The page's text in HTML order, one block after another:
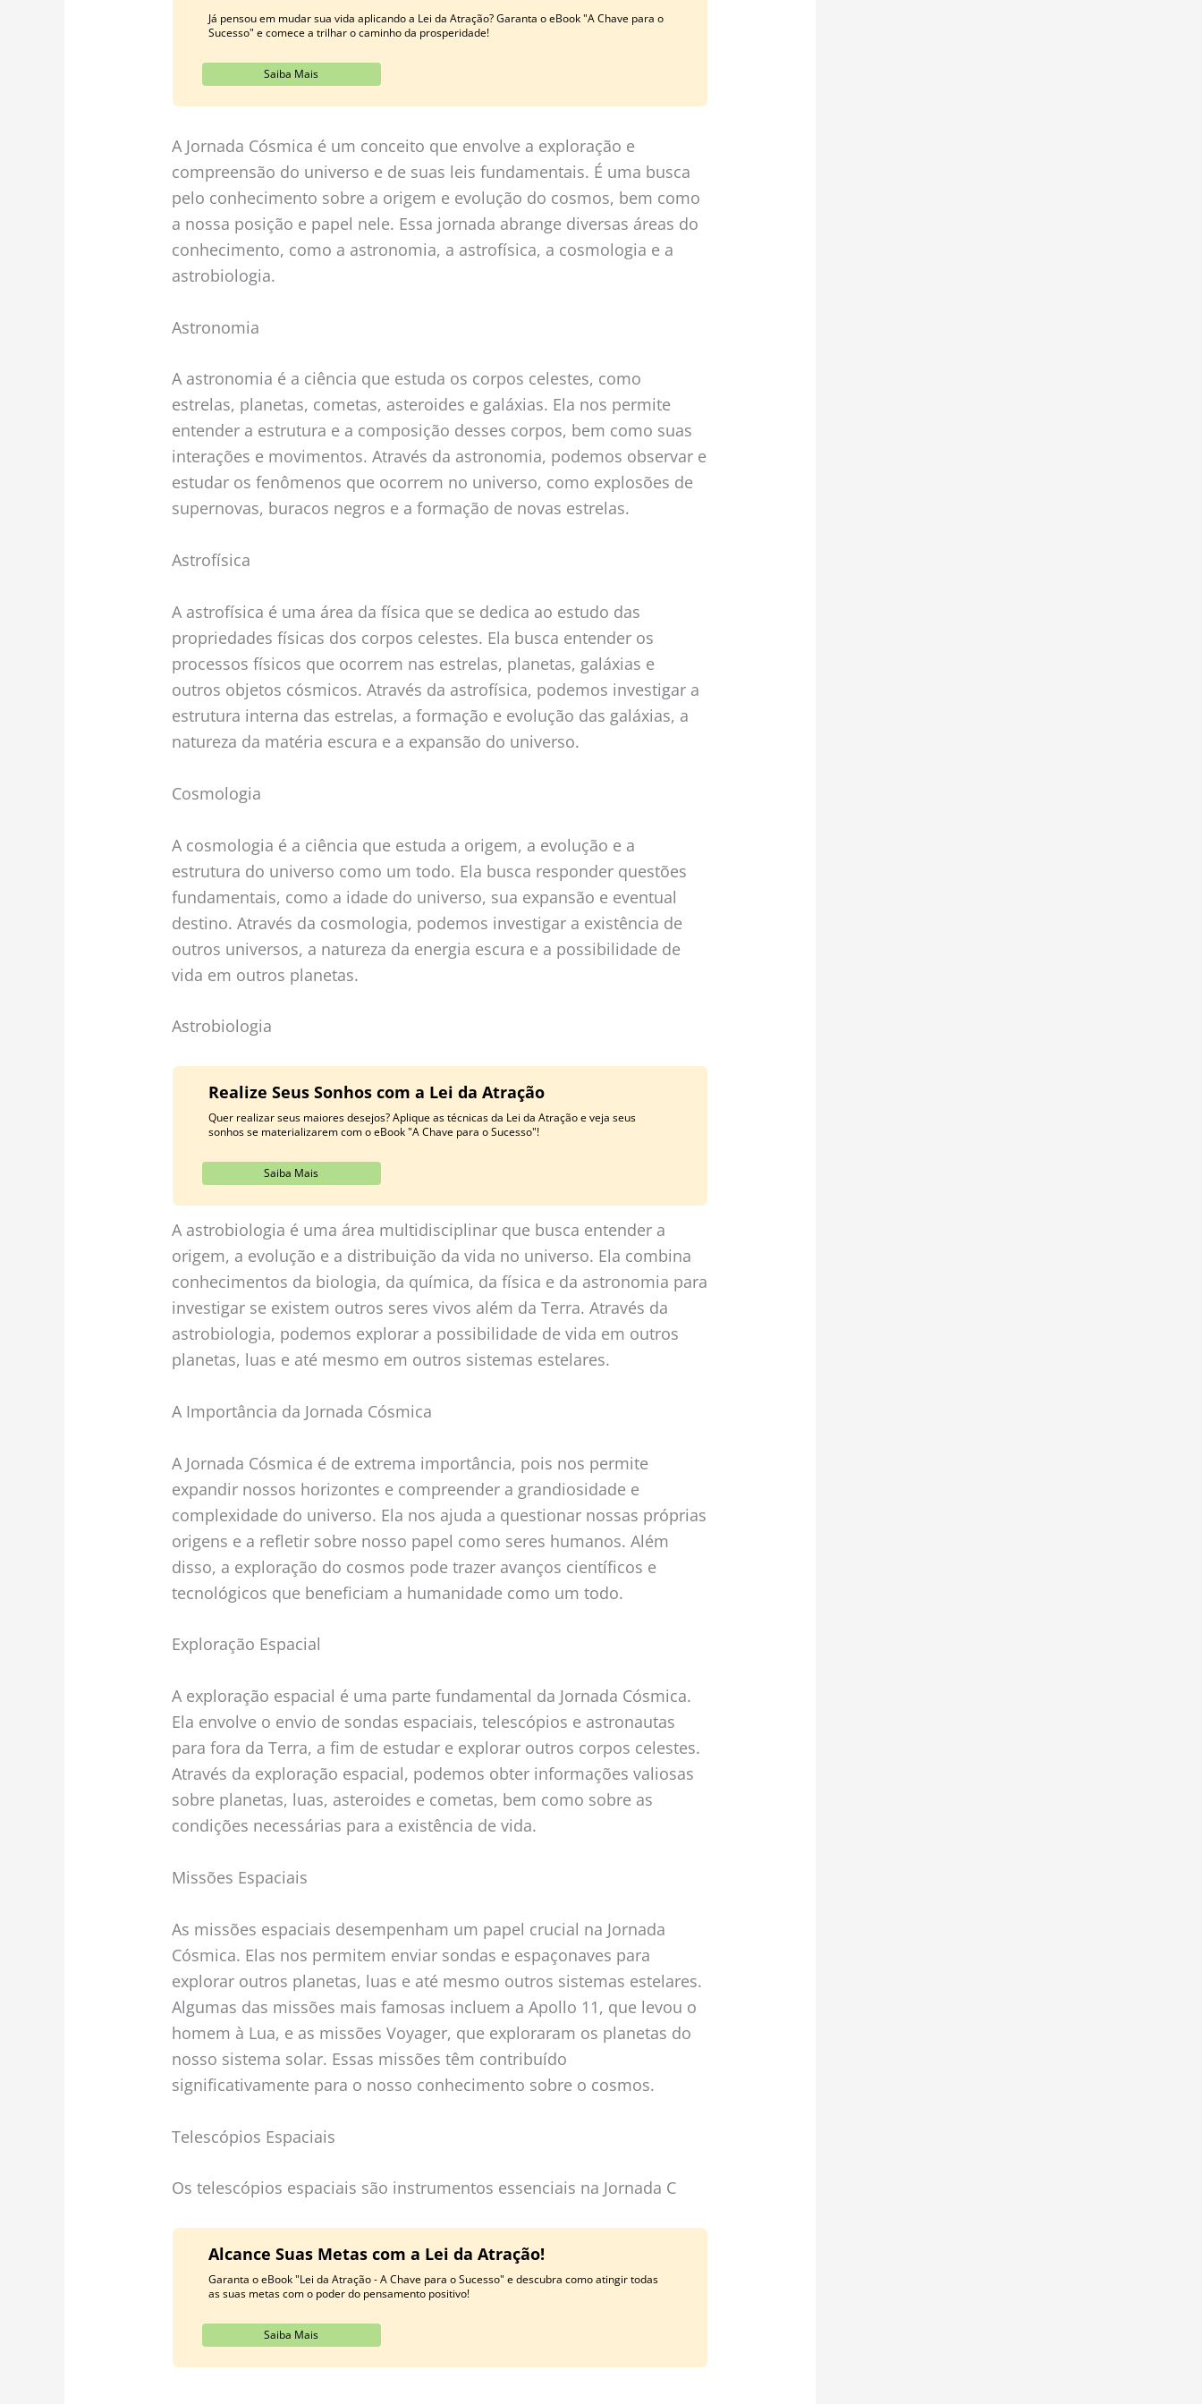
Já pensou em mudar sua vida aplicando a Lei da Atração? Garanta o eBook "A Chave para o
Sucesso" e comece a trilhar o caminho da prosperidade!
Saiba Mais
A Jornada Cósmica é um conceito que envolve a exploração e
compreensão do universo e de suas leis fundamentais. É uma busca
pelo conhecimento sobre a origem e evolução do cosmos, bem como
a nossa posição e papel nele. Essa jornada abrange diversas áreas do
conhecimento, como a astronomia, a astrofísica, a cosmologia e a
astrobiologia.
Astronomia
A astronomia é a ciência que estuda os corpos celestes, como
estrelas, planetas, cometas, asteroides e galáxias. Ela nos permite
entender a estrutura e a composição desses corpos, bem como suas
interações e movimentos. Através da astronomia, podemos observar e
estudar os fenômenos que ocorrem no universo, como explosões de
supernovas, buracos negros e a formação de novas estrelas.
Astrofísica
A astrofísica é uma área da física que se dedica ao estudo das
propriedades físicas dos corpos celestes. Ela busca entender os
processos físicos que ocorrem nas estrelas, planetas, galáxias e
outros objetos cósmicos. Através da astrofísica, podemos investigar a
estrutura interna das estrelas, a formação e evolução das galáxias, a
natureza da matéria escura e a expansão do universo.
Cosmologia
A cosmologia é a ciência que estuda a origem, a evolução e a
estrutura do universo como um todo. Ela busca responder questões
fundamentais, como a idade do universo, sua expansão e eventual
destino. Através da cosmologia, podemos investigar a existência de
outros universos, a natureza da energia escura e a possibilidade de
vida em outros planetas.
Astrobiologia
Realize Seus Sonhos com a Lei da Atração
Quer realizar seus maiores desejos? Aplique as técnicas da Lei da Atração e veja seus
sonhos se materializarem com o eBook "A Chave para o Sucesso"!
Saiba Mais
A astrobiologia é uma área multidisciplinar que busca entender a
origem, a evolução e a distribuição da vida no universo. Ela combina
conhecimentos da biologia, da química, da física e da astronomia para
investigar se existem outros seres vivos além da Terra. Através da
astrobiologia, podemos explorar a possibilidade de vida em outros
planetas, luas e até mesmo em outros sistemas estelares.
A Importância da Jornada Cósmica
A Jornada Cósmica é de extrema importância, pois nos permite
expandir nossos horizontes e compreender a grandiosidade e
complexidade do universo. Ela nos ajuda a questionar nossas próprias
origens e a refletir sobre nosso papel como seres humanos. Além
disso, a exploração do cosmos pode trazer avanços científicos e
tecnológicos que beneficiam a humanidade como um todo.
Exploração Espacial
A exploração espacial é uma parte fundamental da Jornada Cósmica.
Ela envolve o envio de sondas espaciais, telescópios e astronautas
para fora da Terra, a fim de estudar e explorar outros corpos celestes.
Através da exploração espacial, podemos obter informações valiosas
sobre planetas, luas, asteroides e cometas, bem como sobre as
condições necessárias para a existência de vida.
Missões Espaciais
As missões espaciais desempenham um papel crucial na Jornada
Cósmica. Elas nos permitem enviar sondas e espaçonaves para
explorar outros planetas, luas e até mesmo outros sistemas estelares.
Algumas das missões mais famosas incluem a Apollo 11, que levou o
homem à Lua, e as missões Voyager, que exploraram os planetas do
nosso sistema solar. Essas missões têm contribuído
significativamente para o nosso conhecimento sobre o cosmos.
Telescópios Espaciais
Os telescópios espaciais são instrumentos essenciais na Jornada C
Alcance Suas Metas com a Lei da Atração!
Garanta o eBook "Lei da Atração - A Chave para o Sucesso" e descubra como atingir todas
as suas metas com o poder do pensamento positivo!
Saiba Mais